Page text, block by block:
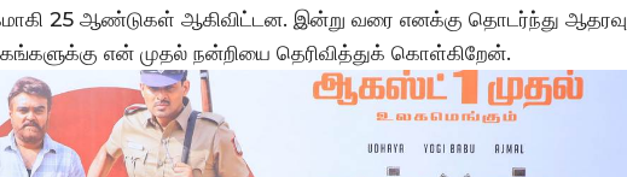
25 ஆண்டுகள் ஆகிவிட்டன. இன்று வரை எனக்கு தொடர்ந்து ஆதரவு
என் முதல் நன்றியை தெரிவித்துக் கொள்கிறேன்.